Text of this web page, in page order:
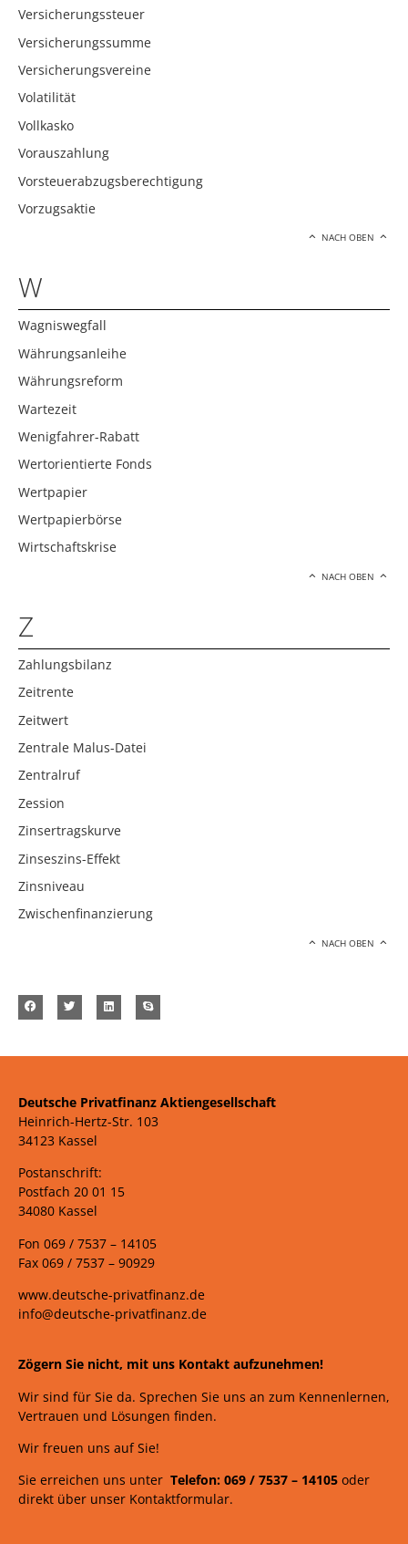
Versicherungssteuer
Versicherungssumme
Versicherungsvereine
Volatilität
Vollkasko
Vorauszahlung
Vorsteuerabzugsberechtigung
Vorzugsaktie
NACH OBEN
W
Wagniswegfall
Währungsanleihe
Währungsreform
Wartezeit
Wenigfahrer-Rabatt
Wertorientierte Fonds
Wertpapier
Wertpapierbörse
Wirtschaftskrise
NACH OBEN
Z
Zahlungsbilanz
Zeitrente
Zeitwert
Zentrale Malus-Datei
Zentralruf
Zession
Zinsertragskurve
Zinseszins-Effekt
Zinsniveau
Zwischenfinanzierung
NACH OBEN
Deutsche Privatfinanz Aktiengesellschaft
Heinrich-Hertz-Str. 103
34123 Kassel
Postanschrift:
Postfach 20 01 15
34080 Kassel
Fon 069 / 7537 – 14105
Fax 069 / 7537 – 90929
www.deutsche-privatfinanz.de
info@deutsche-privatfinanz.de
Zögern Sie nicht, mit uns Kontakt aufzunehmen!
Wir sind für Sie da. Sprechen Sie uns an zum Kennenlernen,
Vertrauen und Lösungen finden.
Wir freuen uns auf Sie!
Sie erreichen uns unter Telefon: 069 / 7537 – 14105 oder
direkt über unser Kontaktformular.